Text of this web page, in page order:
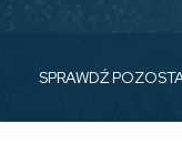
SPRAWDŹ